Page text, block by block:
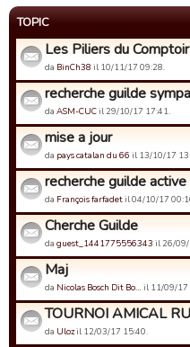
TOPIC
Les Piliers du
da BinCh38 il 10/11/17 09:28.
recherche guilde
da ASM-CUCil 29/10/17 17:41.
mise a jour
da pays catalan du 66 il 13/10/17
recherche guilde active
da François farfadetil 04/10/17
Cherche Guilde
da guest_1441775556343 il 26/
Maj
da Nicolas Bosch Dit Bo… il 11/09/17
TOURNOI AMICAL
da Ulozil 12/03/17 15:40.